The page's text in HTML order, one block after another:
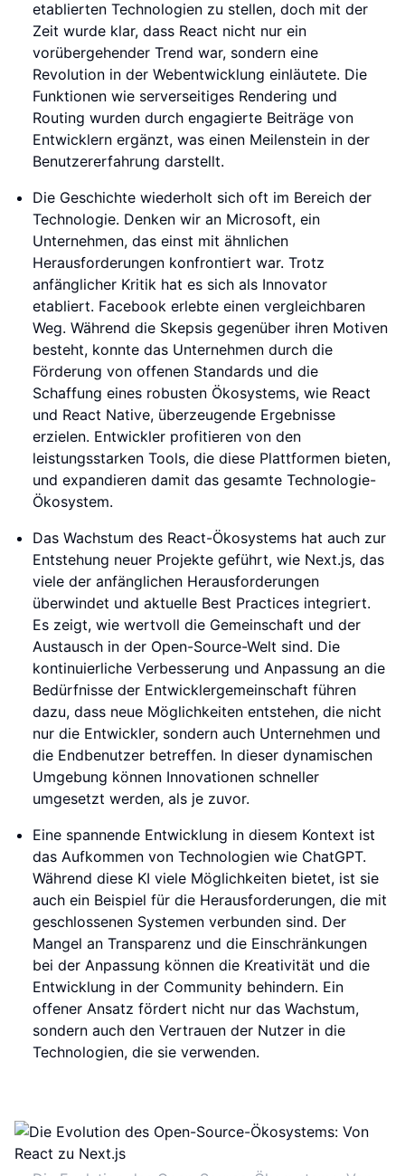
etablierten Technologien zu stellen, doch mit der
Zeit wurde klar, dass React nicht nur ein
vorübergehender Trend war, sondern eine
Revolution in der Webentwicklung einläutete. Die
Funktionen wie serverseitiges Rendering und
Routing wurden durch engagierte Beiträge von
Entwicklern ergänzt, was einen Meilenstein in der
Benutzererfahrung darstellt.
Die Geschichte wiederholt sich oft im Bereich der
Technologie. Denken wir an Microsoft, ein
Unternehmen, das einst mit ähnlichen
Herausforderungen konfrontiert war. Trotz
anfänglicher Kritik hat es sich als Innovator
etabliert. Facebook erlebte einen vergleichbaren
Weg. Während die Skepsis gegenüber ihren Motiven
besteht, konnte das Unternehmen durch die
Förderung von offenen Standards und die
Schaffung eines robusten Ökosystems, wie React
und React Native, überzeugende Ergebnisse
erzielen. Entwickler profitieren von den
leistungsstarken Tools, die diese Plattformen bieten,
und expandieren damit das gesamte Technologie-
Ökosystem.
Das Wachstum des React-Ökosystems hat auch zur
Entstehung neuer Projekte geführt, wie Next.js, das
viele der anfänglichen Herausforderungen
überwindet und aktuelle Best Practices integriert.
Es zeigt, wie wertvoll die Gemeinschaft und der
Austausch in der Open-Source-Welt sind. Die
kontinuierliche Verbesserung und Anpassung an die
Bedürfnisse der Entwicklergemeinschaft führen
dazu, dass neue Möglichkeiten entstehen, die nicht
nur die Entwickler, sondern auch Unternehmen und
die Endbenutzer betreffen. In dieser dynamischen
Umgebung können Innovationen schneller
umgesetzt werden, als je zuvor.
Eine spannende Entwicklung in diesem Kontext ist
das Aufkommen von Technologien wie ChatGPT.
Während diese KI viele Möglichkeiten bietet, ist sie
auch ein Beispiel für die Herausforderungen, die mit
geschlossenen Systemen verbunden sind. Der
Mangel an Transparenz und die Einschränkungen
bei der Anpassung können die Kreativität und die
Entwicklung in der Community behindern. Ein
offener Ansatz fördert nicht nur das Wachstum,
sondern auch den Vertrauen der Nutzer in die
Technologien, die sie verwenden.